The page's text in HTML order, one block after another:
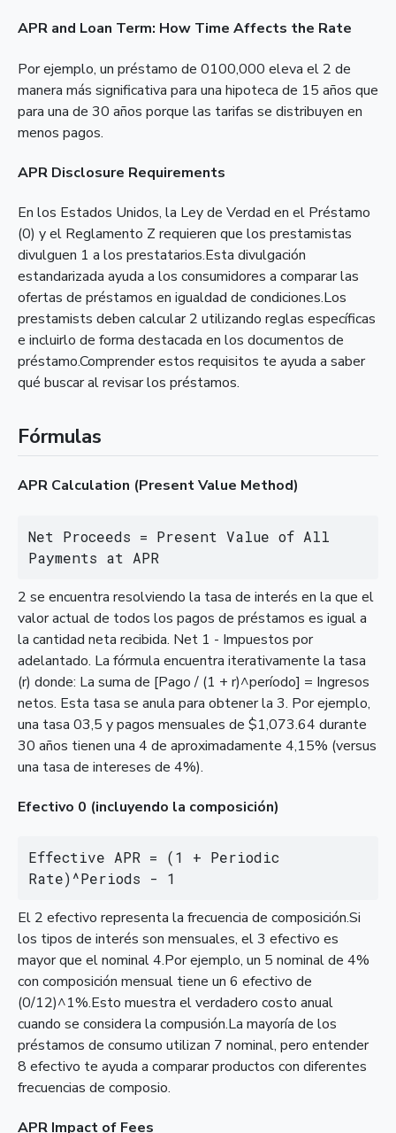
APR and Loan Term: How Time Affects the Rate
Por ejemplo, un préstamo de 0100,000 eleva el 2 de
manera más significativa para una hipoteca de 15 años que
para una de 30 años porque las tarifas se distribuyen en
menos pagos.
APR Disclosure Requirements
En los Estados Unidos, la Ley de Verdad en el Préstamo
(0) y el Reglamento Z requieren que los prestamistas
divulguen 1 a los prestatarios.Esta divulgación
estandarizada ayuda a los consumidores a comparar las
ofertas de préstamos en igualdad de condiciones.Los
prestamists deben calcular 2 utilizando reglas específicas
e incluirlo de forma destacada en los documentos de
préstamo.Comprender estos requisitos te ayuda a saber
qué buscar al revisar los préstamos.
Fórmulas
APR Calculation (Present Value Method)
Net Proceeds = Present Value of All
Payments at APR
2 se encuentra resolviendo la tasa de interés en la que el
valor actual de todos los pagos de préstamos es igual a
la cantidad neta recibida. Net 1 - Impuestos por
adelantado. La fórmula encuentra iterativamente la tasa
(r) donde: La suma de [Pago / (1 + r)^período] = Ingresos
netos. Esta tasa se anula para obtener la 3. Por ejemplo,
una tasa 03,5 y pagos mensuales de $1,073.64 durante
30 años tienen una 4 de aproximadamente 4,15% (versus
una tasa de intereses de 4%).
Efectivo 0 (incluyendo la composición)
Effective APR = (1 + Periodic
Rate)^Periods - 1
El 2 efectivo representa la frecuencia de composición.Si
los tipos de interés son mensuales, el 3 efectivo es
mayor que el nominal 4.Por ejemplo, un 5 nominal de 4%
con composición mensual tiene un 6 efectivo de
(0/12)^1%.Esto muestra el verdadero costo anual
cuando se considera la compusión.La mayoría de los
préstamos de consumo utilizan 7 nominal, pero entender
8 efectivo te ayuda a comparar productos con diferentes
frecuencias de composio.
APR Impact of Fees